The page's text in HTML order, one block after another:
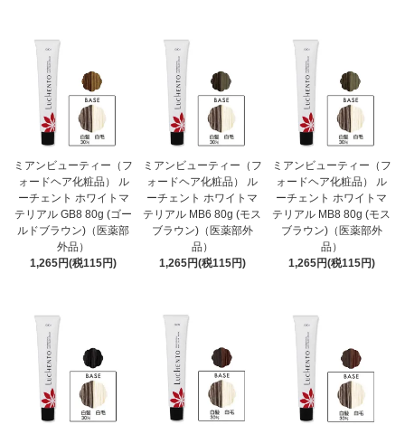
ミアンビューティー（フ
ォードヘア化粧品） ル
ーチェント ホワイトマ
テリアル GB8 80g (ゴー
ルドブラウン)（医薬部
外品）
1,265円(税115円)
ミアンビューティー（フ
ォードヘア化粧品） ル
ーチェント ホワイトマ
テリアル MB6 80g (モス
ブラウン)（医薬部外
品）
1,265円(税115円)
ミアンビューティー（フ
ォードヘア化粧品） ル
ーチェント ホワイトマ
テリアル MB8 80g (モス
ブラウン)（医薬部外
品）
1,265円(税115円)